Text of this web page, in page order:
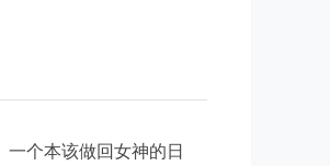
一个本该做回女神的日